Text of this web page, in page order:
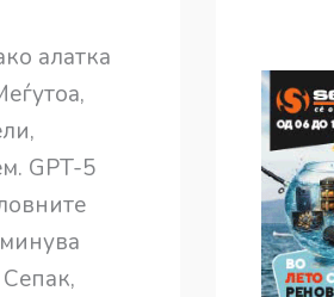
алатка
GPT-5